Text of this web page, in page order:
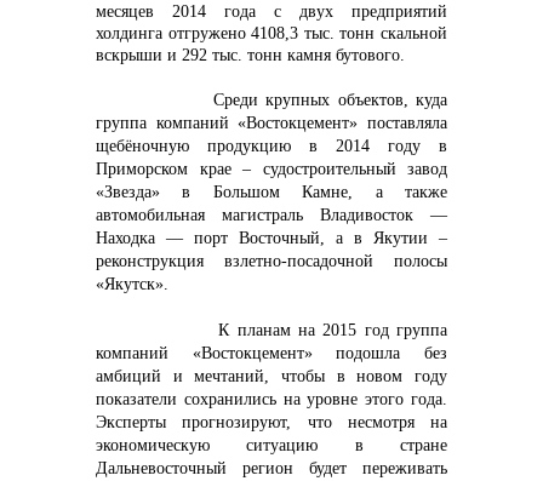
месяцев 2014 года с двух предприятий
холдинга отгружено 4108,3 тыс. тонн скальной
вскрыши и 292 тыс. тонн камня бутового.
Среди крупных объектов, куда
группа компаний «Востокцемент» поставляла
щебёночную продукцию в 2014 году в
Приморском крае – судостроительный завод
«Звезда» в Большом Камне, а также
автомобильная магистраль Владивосток —
Находка — порт Восточный, а в Якутии –
реконструкция взлетно-посадочной полосы
«Якутск».
К планам на 2015 год группа
компаний «Востокцемент» подошла без
амбиций и мечтаний, чтобы в новом году
показатели сохранились на уровне этого года.
Эксперты прогнозируют, что несмотря на
экономическую ситуацию в стране
Дальневосточный регион будет переживать